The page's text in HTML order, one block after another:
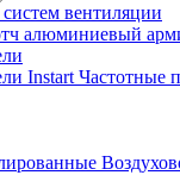
вентиляции
алюминиевый
Instart Частотные